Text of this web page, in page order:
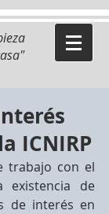
ICNIRP
trabajo con el
de
de interés en